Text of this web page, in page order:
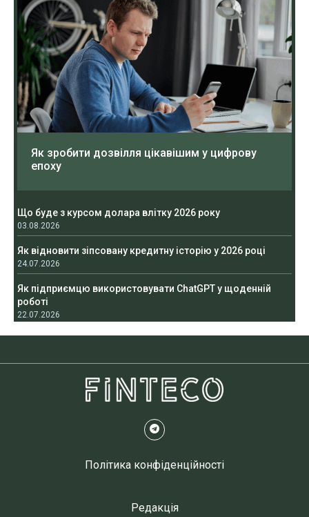
Як зробити дозвілля цікавішим у цифрову
епоху
Що буде з курсом долара влітку 2026 року
03.08.2026
Як відновити зіпсовану кредитну історію у 2026 році
24.07.2026
Як підприємцю використовувати ChatGPT у щоденній
роботі
22.07.2026
Політика конфіденційності
Редакція